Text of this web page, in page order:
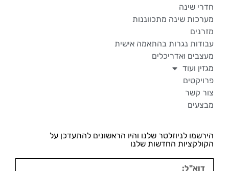
חדרי שינה
מערכות שינה מתכווננות
מזרנים
עבודות נגרות בהתאמה אישית
מעצבים ואדריכלים
מגזין ועוד
פרויקטים
צור קשר
מבצעים
הירשמו לניוזלטר שלנו והיו הראשונים להתעדכן על
הקולקציות החדשות שלנו